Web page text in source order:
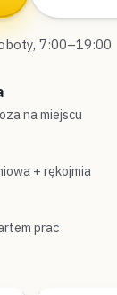
7:00–19:00
na miejscu
+ rękojmia
prac